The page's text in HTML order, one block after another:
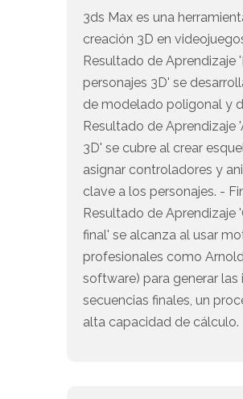
3ds Max es una
creación 3D en
Resultado de Aprendizaje
personajes 3D' se
de modelado poligonal y
Resultado de Aprendizaje
3D' se cubre al crear
asignar controladores y
clave a los personajes. -
Resultado de Aprendizaje
final' se alcanza al usar
profesionales como
software) para generar las
secuencias finales, un
alta capacidad de cálculo.